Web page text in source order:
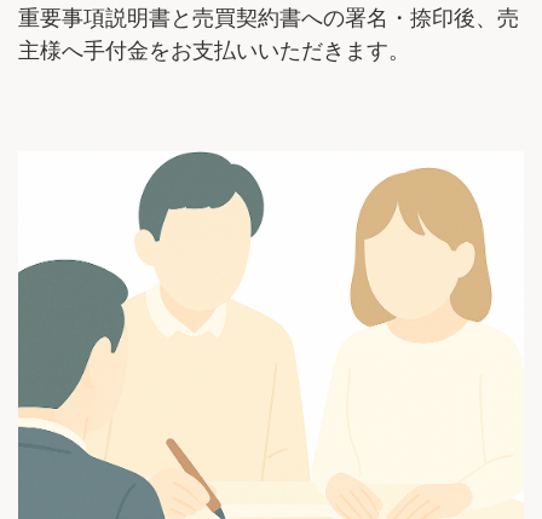
重要事項説明書と売買契約書への署名・捺印後、売
主様へ手付金をお支払いいただきます。